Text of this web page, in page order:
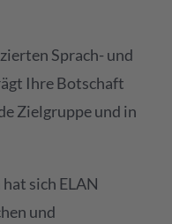
Sprach- und
Ihre Botschaft
Zielgruppe und in
sich ELAN
und